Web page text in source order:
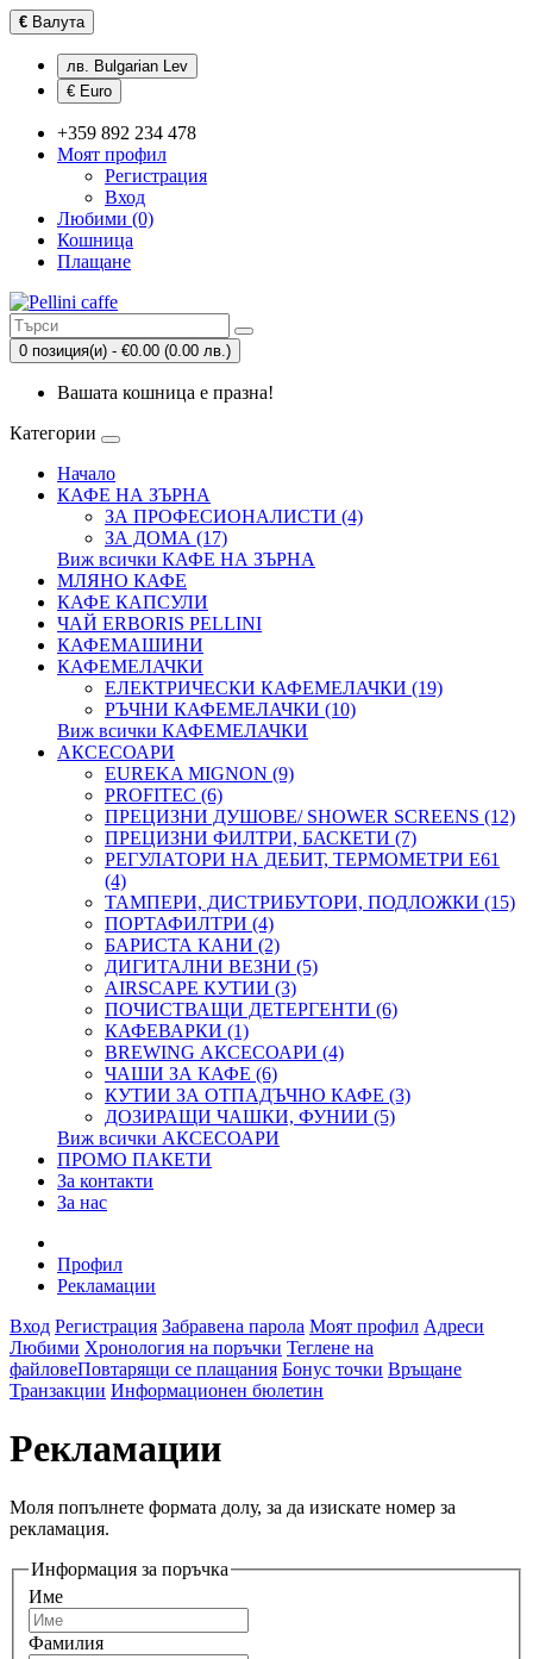
€ Валута
лв. Bulgarian Lev
€ Euro
+359 892 234 478
Моят профил
Регистрация
Вход
Любими (0)
Кошница
Плащане
0 позиция(и) - €0.00 (0.00 лв.)
Вашата кошница е празна!
Категории
Начало
КАФЕ НА ЗЪРНА
ЗА ПРОФЕСИОНАЛИСТИ (4)
ЗА ДОМА (17)
Виж всички КАФЕ НА ЗЪРНА
МЛЯНО КАФЕ
КАФЕ КАПСУЛИ
ЧАЙ ERBORIS PELLINI
КАФЕМАШИНИ
КАФЕМЕЛАЧКИ
ЕЛЕКТРИЧЕСКИ КАФЕМЕЛАЧКИ (19)
РЪЧНИ КАФЕМЕЛАЧКИ (10)
Виж всички КАФЕМЕЛАЧКИ
АКСЕСОАРИ
EUREKA MIGNON (9)
PROFITEC (6)
ПРЕЦИЗНИ ДУШОВЕ/ SHOWER SCREENS (12)
ПРЕЦИЗНИ ФИЛТРИ, БАСКЕТИ (7)
РЕГУЛАТОРИ НА ДЕБИТ, ТЕРМОМЕТРИ Е61
(4)
ТАМПЕРИ, ДИСТРИБУТОРИ, ПОДЛОЖКИ (15)
ПОРТАФИЛТРИ (4)
БАРИСТА КАНИ (2)
ДИГИТАЛНИ ВЕЗНИ (5)
AIRSCAPE КУТИИ (3)
ПОЧИСТВАЩИ ДЕТЕРГЕНТИ (6)
КАФЕВАРКИ (1)
BREWING АКСЕСОАРИ (4)
ЧАШИ ЗА КАФЕ (6)
КУТИИ ЗА ОТПАДЪЧНО КАФЕ (3)
ДОЗИРАЩИ ЧАШКИ, ФУНИИ (5)
Виж всички АКСЕСОАРИ
ПРОМО ПАКЕТИ
За контакти
За нас
Профил
Рекламации
Вход Регистрация Забравена парола Моят профил Адреси
Любими Хронология на поръчки Теглене на
файловеПовтарящи се плащания Бонус точки Връщане
Транзакции Информационен бюлетин
Рекламации
Моля попълнете формата долу, за да изискате номер за
рекламация.
Информация за поръчка
Име
Фамилия